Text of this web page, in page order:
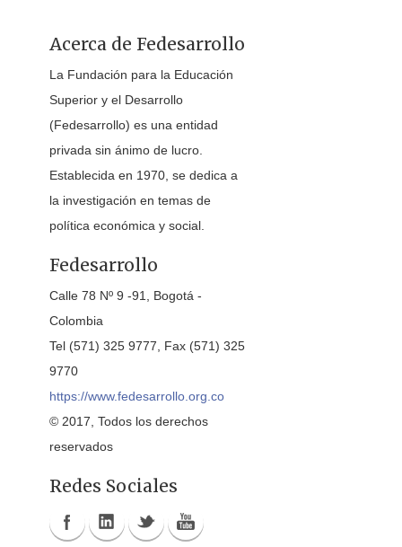
Acerca de Fedesarrollo
La Fundación para la Educación
Superior y el Desarrollo
(Fedesarrollo) es una entidad
privada sin ánimo de lucro.
Establecida en 1970, se dedica a
la investigación en temas de
política económica y social.
Fedesarrollo
Calle 78 Nº 9 -91, Bogotá -
Colombia
Tel (571) 325 9777, Fax (571) 325
9770
https://www.fedesarrollo.org.co
© 2017, Todos los derechos
reservados
Redes Sociales